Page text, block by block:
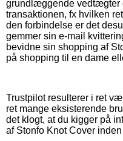
grundlæggende vedtægter
transaktionen, fx hvilken
den forbindelse er det
gemmer sin e-mail
bevidne sin shopping af
på shopping til en dame
Trustpilot resulterer i ret
ret mange eksisterende
det klogt, at du kigger på
af Stonfo Knot Cover